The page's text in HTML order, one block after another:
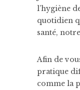
l’hygiène
quotidien
santé,
Afin de
pratique
comme la